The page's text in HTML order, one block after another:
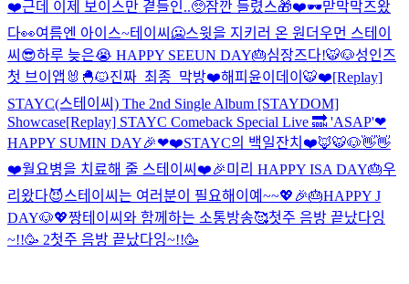
❤️근데 이제 보이스만 곁들인..🥺잠깐 들렸스🎁❤️🕶맏막막즈왔
다👀여름엔 아이스~테이씨🥶스윗을 지키러 온 원더우먼 스테이
씨😎하루 늦은😭 HAPPY SEEUN DAY🎂심장즈다!🐯🐶성인즈
첫 브이앱🐰🐣🐱진짜_최종_막방❤️해피윤이데이🐯❤️[Replay]
STAYC(스테이씨) The 2nd Single Album [STAYDOM]
Showcase[Replay] STAYC Comeback Special Live 🔜 'ASAP'❤
HAPPY SUMIN DAY🎉❤❤️STAYC의 백일잔치❤️🦊🐯🐶👋👋
❤️월요병을 치료해 줄 스테이씨❤️🎉미리 HAPPY ISA DAY🎂우
리왔다😈스테이씨는 여러분이 필요해이예~~💖 🎉🎂HAPPY J
DAY🐶💖짱테이씨와 함께하는 소통방송🥰첫주 음방 끝났다잉
~!!🥳 2첫주 음방 끝났다잉~!!🥳